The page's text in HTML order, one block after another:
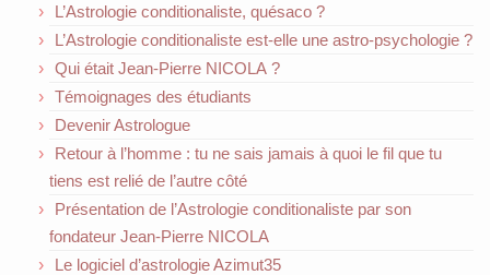
L’Astrologie conditionaliste, quésaco ?
L’Astrologie conditionaliste est-elle une astro-psychologie ?
Qui était Jean-Pierre NICOLA ?
Témoignages des étudiants
Devenir Astrologue
Retour à l’homme : tu ne sais jamais à quoi le fil que tu
tiens est relié de l’autre côté
Présentation de l’Astrologie conditionaliste par son
fondateur Jean-Pierre NICOLA
Le logiciel d’astrologie Azimut35